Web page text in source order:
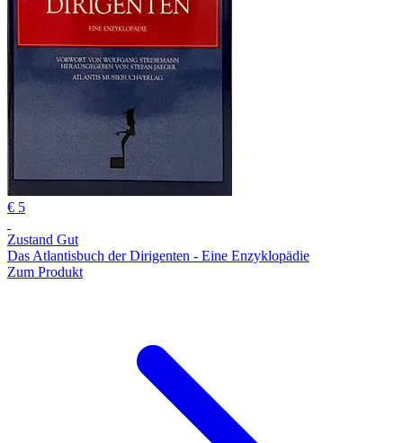
€ 5
Zustand Gut
Das Atlantisbuch der Dirigenten - Eine Enzyklopädie
Zum Produkt